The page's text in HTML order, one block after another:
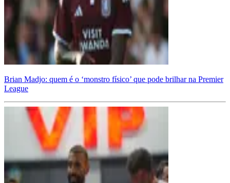
Brian Madjo: quem é o ‘monstro físico’ que pode brilhar na Premier
League